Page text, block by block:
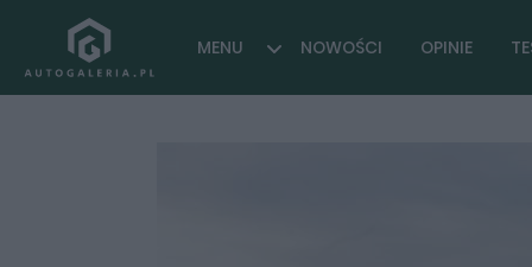
MENU NOWOŚCI OPINIE